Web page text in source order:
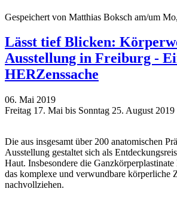
Gespeichert von Matthias Boksch am/um
Lässt tief Blicken:
Ausstellung in Freiburg -
HERZenssache
06. Mai 2019
Freitag 17. Mai bis Sonntag 25. August
Die aus insgesamt über 200 anatomischen
Ausstellung gestaltet sich als
Haut. Insbesondere die Ganzkörperplastinate
das komplexe und verwundbare körperliche
nachvollziehen.